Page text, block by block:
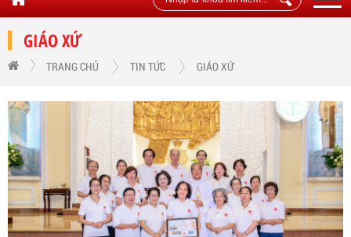
GIÁO XỨ
TRANG CHỦ TIN TỨC GIÁO XỨ